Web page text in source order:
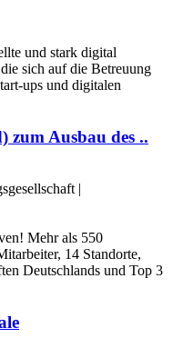
und stark digital
sich auf die Betreuung
ups und digitalen
zum Ausbau des ..
|
Mehr als 550
14 Standorte,
Deutschlands und Top 3